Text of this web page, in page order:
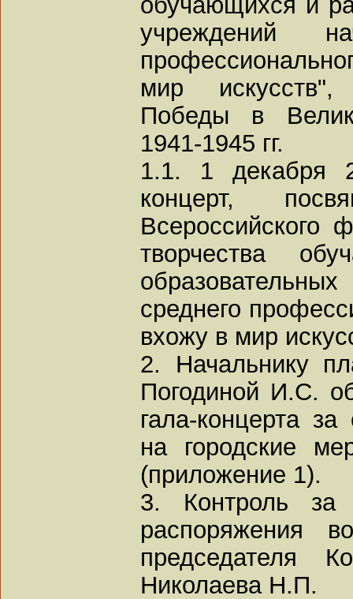
учреждений
мир
Победы в
1941-1945 гг.
1.1. 1 декабря
концерт,
Всероссийского
творчества
среднего
вхожу в мир
2. Начальнику
Погодиной И.С.
гала-концерта
на городские
(приложение 1).
3. Контроль за
распоряжения
председателя
Николаева Н.П.